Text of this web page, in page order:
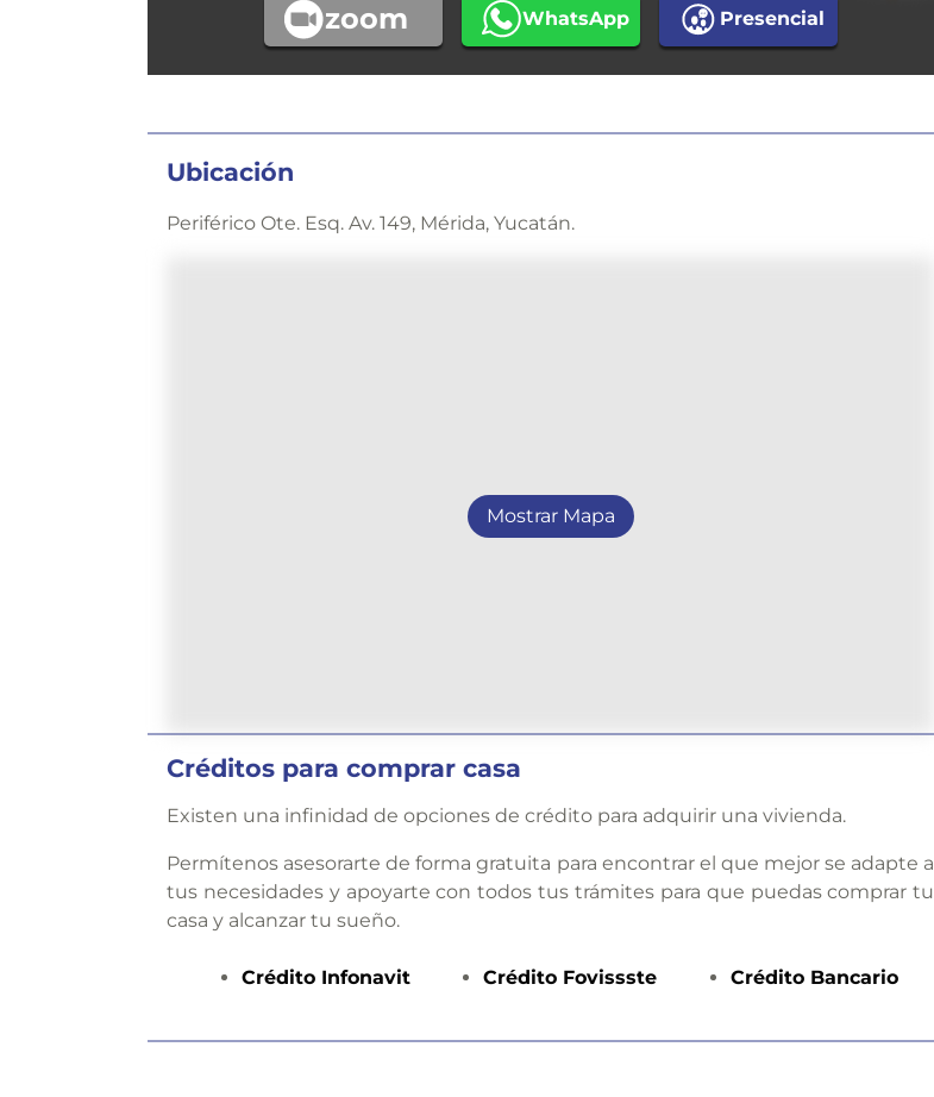
zoom WhatsApp Presencial
Ubicación
Periférico Ote. Esq. Av. 149, Mérida, Yucatán.
Mostrar Mapa
Créditos para comprar casa
Existen una infinidad de opciones de crédito para adquirir una vivienda.
Permítenos asesorarte de forma gratuita para encontrar el que mejor se adapte a
tus necesidades y apoyarte con todos tus trámites para que puedas comprar tu
casa y alcanzar tu sueño.
Crédito Infonavit Crédito Fovissste Crédito Bancario